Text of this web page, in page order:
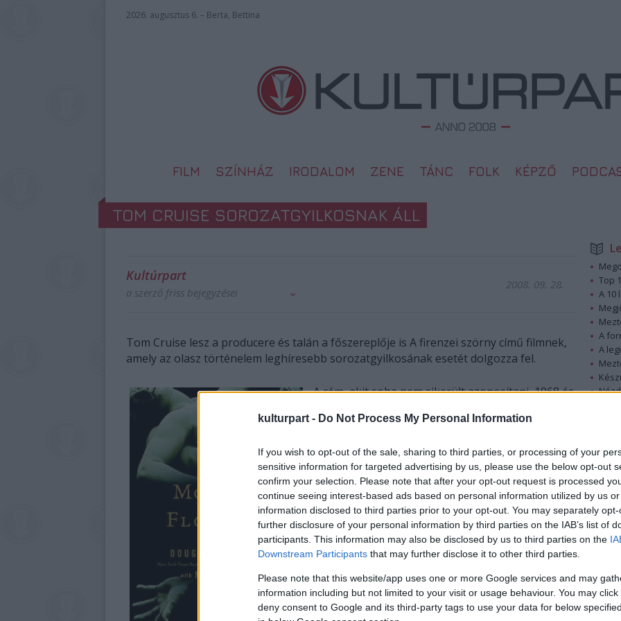
kulturpart - Do Not Process My Personal Information
If you wish to opt-out of the sale, sharing to third parties, or processing of your
sensitive information for targeted advertising by us, please use the below opt-out
confirm your selection. Please note that after your opt-out request is processed
continue seeing interest-based ads based on personal information utilized by us
information disclosed to third parties prior to your opt-out. You may separately
further disclosure of your personal information by third parties on the IAB’s list of
participants. This information may also be disclosed by us to third parties on the
Downstream Participants that may further disclose it to other third parties.
Please note that this website/app uses one or more Google services and may
information including but not limited to your visit or usage behaviour. You may
deny consent to Google and its third-party tags to use your data for below
2026. augusztus 6. – Berta, Bettina
FILM SZÍNHÁZ IRODALOM ZENE TÁNC FOLK KÉPZŐ
TOM CRUISE SOROZATGYILKOSNAK ÁLL
Kultúrpart
a szerző friss bejegyzései
2008. 09. 28.
Tom Cruise lesz a producere és talán a főszereplője is A firenzei szörny című filmnek,
amely az olasz történelem leghíresebb sorozatgyilkosának esetét dolgozza fel.
A rém, akit soha nem sikerült azonosítani, 1968 és
azonos módszerrel: fiatal szerelmespárokat lőtt le
maguknak búvóhelyet. Általában újholdkor vagy
borús időben és hétvégeken gyilkolt.
A film forgatókönyvét Chris McQuarrie Oscar-díjas
szerző írja (Ő a szerzője a Valkyrie
forgatókönyvének, amelyben szintén Cruise a
főszereplő), annak a könyvnek alapján, amelyet az
Mario Spezi olasz újságíró írt. Spezi a La Nazione
című lapot tudósította annak idején a
nyomozásról. A két szerző 2000-ben kezdett el a
Top
A 10
A
A